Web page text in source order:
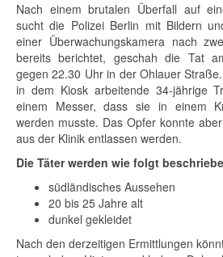
Nach einem brutalen Überfall auf
sucht die Polizei Berlin mit Bildern
einer Überwachungskamera nach
bereits berichtet, geschah die Tat
gegen 22.30 Uhr in der Ohlauer
in dem Kiosk arbeitende 34-jährige
einem Messer, dass sie in einem
werden musste. Das Opfer konnte
aus der Klinik entlassen werden.
Die Täter werden wie folgt
südländisches Aussehen
20 bis 25 Jahre alt
dunkel gekleidet
Nach den derzeitigen Ermittlungen